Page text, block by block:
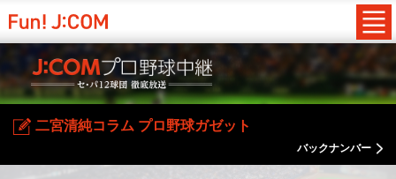
二宮清純コラム プロ野球ガゼット
バックナンバー